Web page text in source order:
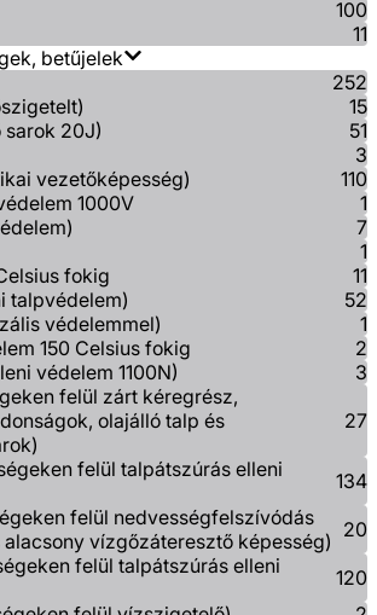
100
11
betűjelek
252
15
sarok 20J)
51
3
vezetőképesség)
110
1000V
1
7
1
fokig
11
talpvédelem)
52
védelemmel)
1
150 Celsius fokig
2
védelem 1100N)
3
felül zárt kéregrész,
olajálló talp és
27
felül talpátszúrás elleni
134
felül nedvességfelszívódás
vízgőzáteresztő képesség)
20
felül talpátszúrás elleni
120